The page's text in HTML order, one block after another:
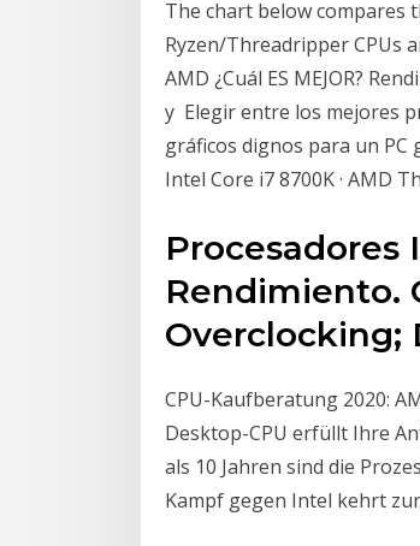
The chart below compares
Ryzen/Threadripper CPUs
AMD ¿Cuál ES MEJOR?
y Elegir entre los mejores
gráficos dignos para un PC
Intel Core i7 8700K · AMD
Procesadores
Rendimiento.
Overclocking;
CPU-Kaufberatung 2020:
Desktop-CPU erfüllt Ihre
als 10 Jahren sind die
Kampf gegen Intel kehrt